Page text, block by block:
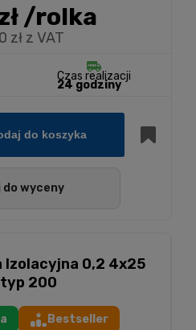
/rolka
zł z VAT
Czas realizacji
24 godziny
do koszyka
do wyceny
Izolacyjna 0,2 4x25
200
Bestseller